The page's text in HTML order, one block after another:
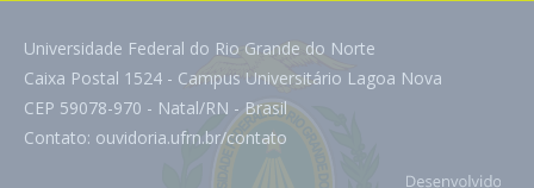
Universidade Federal do Rio Grande do Norte
Caixa Postal 1524 - Campus Universitário Lagoa Nova
CEP 59078-970 - Natal/RN - Brasil
Contato: ouvidoria.ufrn.br/contato